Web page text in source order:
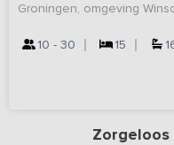
Groningen, omgeving
10 - 30 15
Zorgeloos